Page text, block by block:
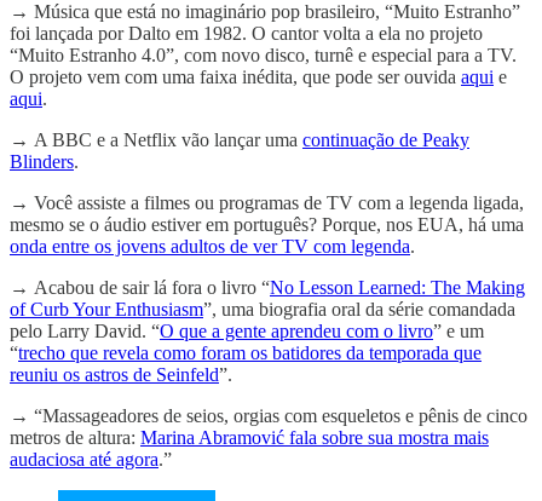
→ Música que está no imaginário pop brasileiro, “Muito Estranho”
foi lançada por Dalto em 1982. O cantor volta a ela no projeto
“Muito Estranho 4.0”, com novo disco, turnê e especial para a TV.
O projeto vem com uma faixa inédita, que pode ser ouvida aqui e
aqui.
→ A BBC e a Netflix vão lançar uma continuação de Peaky
Blinders.
→ Você assiste a filmes ou programas de TV com a legenda ligada,
mesmo se o áudio estiver em português? Porque, nos EUA, há uma
onda entre os jovens adultos de ver TV com legenda.
→ Acabou de sair lá fora o livro “No Lesson Learned: The Making
of Curb Your Enthusiasm”, uma biografia oral da série comandada
pelo Larry David. “O que a gente aprendeu com o livro” e um
“trecho que revela como foram os batidores da temporada que
reuniu os astros de Seinfeld”.
→ “Massageadores de seios, orgias com esqueletos e pênis de cinco
metros de altura: Marina Abramović fala sobre sua mostra mais
audaciosa até agora.”